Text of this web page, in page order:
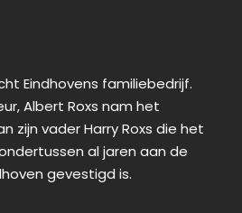
Eindhovens familiebedrijf.
Albert Roxs nam het
zijn vader Harry Roxs die het
al jaren aan de
gevestigd is.